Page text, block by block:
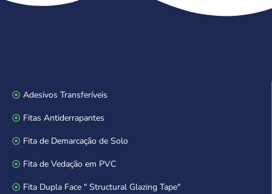
Adesivos Transferíveis
Fitas Antiderrapantes
Fita de Demarcação de Solo
Fita de Vedação em PVC
Fita Dupla Face " Structural Glazing Tape"